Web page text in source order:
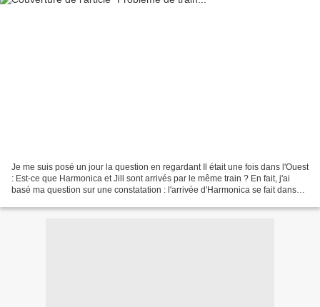
Je me suis posé un jour la question en regardant Il était une fois dans l'Ouest
: Est-ce que Harmonica et Jill sont arrivés par le même train ? En fait, j'ai
basé ma question sur une constatation : l'arrivée d'Harmonica se fait dans